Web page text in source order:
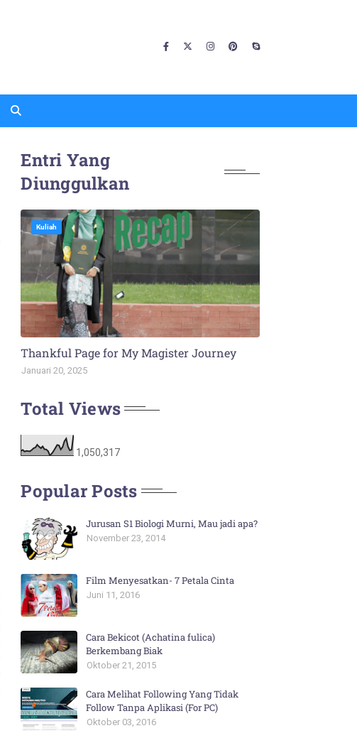
Entri Yang
Diunggulkan
Kuliah
Thankful Page for My Magister Journey
Januari 20, 2025
Total Views
1,050,317
Popular Posts
Jurusan S1 Biologi Murni, Mau jadi apa?
November 23, 2014
Film Menyesatkan- 7 Petala Cinta
Juni 11, 2016
Cara Bekicot (Achatina fulica)
Berkembang Biak
Oktober 21, 2015
Cara Melihat Following Yang Tidak
Follow Tanpa Aplikasi (For PC)
Oktober 03, 2016